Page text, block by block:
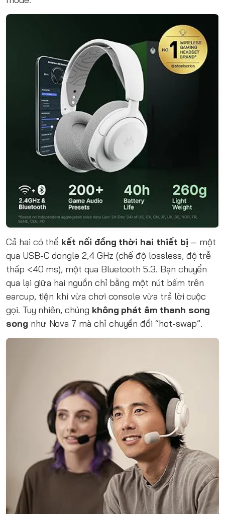
Cả hai có thể kết nối đồng thời hai thiết bị — một
qua USB-C dongle 2,4 GHz (chế độ lossless, độ trễ
thấp <40 ms), một qua Bluetooth 5.3. Bạn chuyển
qua lại giữa hai nguồn chỉ bằng một nút bấm trên
earcup, tiện khi vừa chơi console vừa trả lời cuộc
gọi. Tuy nhiên, chúng không phát âm thanh song
song như Nova 7 mà chỉ chuyển đổi “hot-swap”.